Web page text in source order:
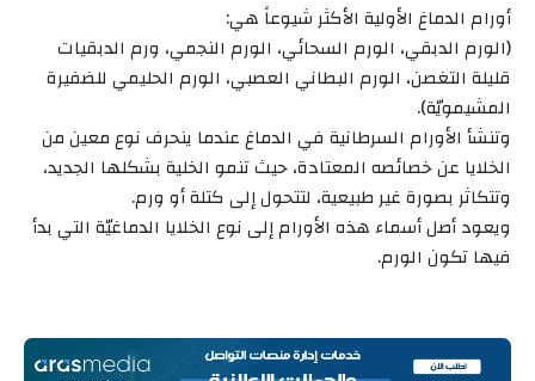
أورام الدماغ الأولية الأكثر شيوعاً هي:
(الورم الدبقي، الورم السحائي، الورم النجمي، ورم الدبقيات
قليلة التغصن، الورم البطاني العصبي، الورم الحليمي للضفيرة
المشيمويّة).
وتنشأ الأورام السرطانية في الدماغ عندما ينحرف نوع معين من
الخلايا عن خصائصه المعتادة، حيث تنمو الخلية بشكلها الجديد،
وتتكاثر بصورة غير طبيعية، لتتحول إلى كتلة أو ورم.
ويعود أصل أسماء هذه الأورام إلى نوع الخلايا الدماغيّة التي بدأ
فيها تكون الورم.